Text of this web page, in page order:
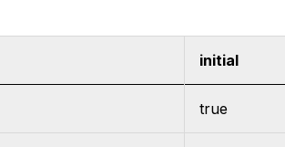
initial
true